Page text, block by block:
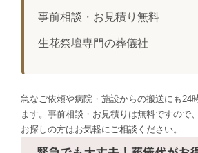
事前相談・お見積り無料
生花祭壇専門の葬儀社
急なご依頼や病院・施設からの搬送にも24
ます。事前相談・お見積りは無料ですので
お探しの方はお気軽にご相談ください。